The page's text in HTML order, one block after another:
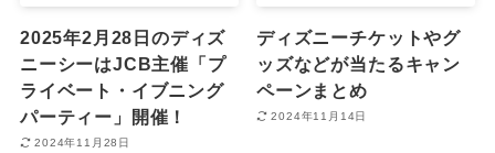
2025年2月28日のディズ
ニーシーはJCB主催「プ
ライベート・イブニング
パーティー」開催！
2024年11月28日
ディズニーチケットやグ
ッズなどが当たるキャン
ペーンまとめ
2024年11月14日